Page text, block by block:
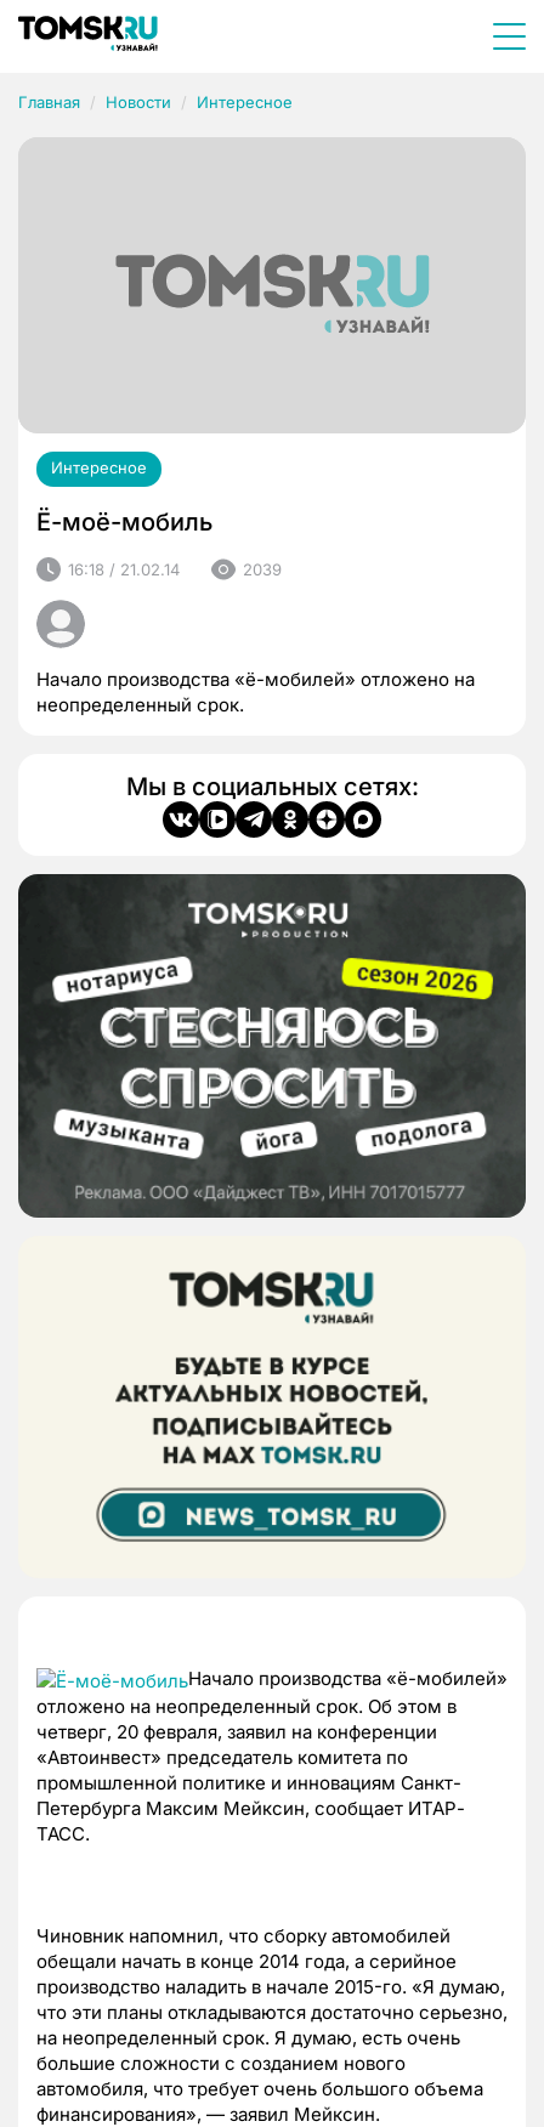
Главная Новости Интересное
Интересное
Ё-моё-мобиль
16:18 / 21.02.14 2039
Начало производства «ё-мобилей» отложено на
неопределенный срок.
Мы в социальных сетях:
Начало производства «ё-мобилей»
отложено на неопределенный срок. Об этом в
четверг, 20 февраля, заявил на конференции
«Автоинвест» председатель комитета по
промышленной политике и инновациям Санкт-
Петербурга Максим Мейксин, сообщает ИТАР-
ТАСС.
Чиновник напомнил, что сборку автомобилей
обещали начать в конце 2014 года, а серийное
производство наладить в начале 2015-го. «Я думаю,
что эти планы откладываются достаточно серьезно,
на неопределенный срок. Я думаю, есть очень
большие сложности с созданием нового
автомобиля, что требует очень большого объема
финансирования», — заявил Мейксин.